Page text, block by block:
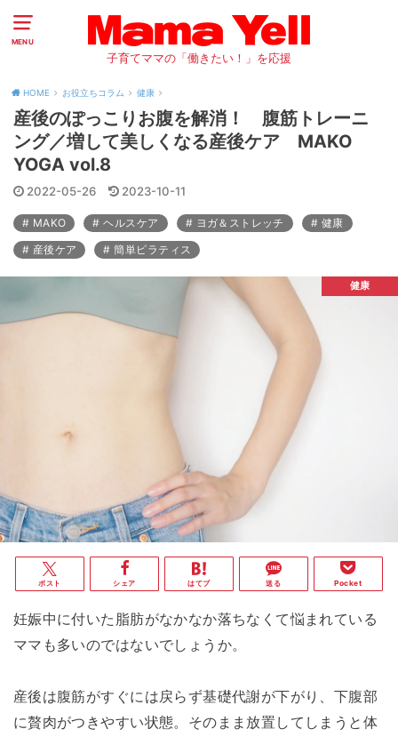
MENU
子育てママの「働きたい！」を応援
HOME お役立ちコラム 健康
産後のぽっこりお腹を解消！ 腹筋トレーニ
ング／増して美しくなる産後ケア MAKO
YOGA vol.8
2022-05-26 2023-10-11
MAKO ヘルスケア ヨガ＆ストレッチ
健康
産後ケア
簡単ピラティス
健康
ポスト シェア はてブ 送る Pocket
妊娠中に付いた脂肪がなかなか落ちなくて悩まれている
ママも多いのではないでしょうか。
産後は腹筋がすぐには戻らず基礎代謝が下がり、下腹部
に贅肉がつきやすい状態。そのまま放置してしまうと体